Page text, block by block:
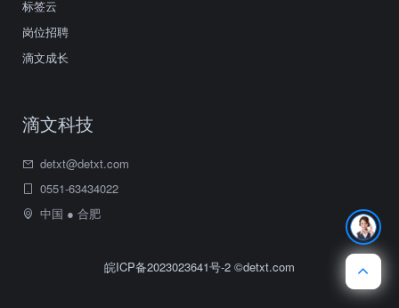
标签云
岗位招聘
滴文成长
滴文科技
detxt@detxt.com
0551-63434022
中国 ● 合肥
皖ICP备2023023641号-2 ©detxt.com